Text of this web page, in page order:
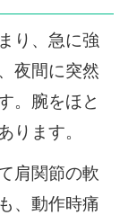
り、急に強
夜間に突然
。腕をほと
ります。
肩関節の軟
、動作時痛